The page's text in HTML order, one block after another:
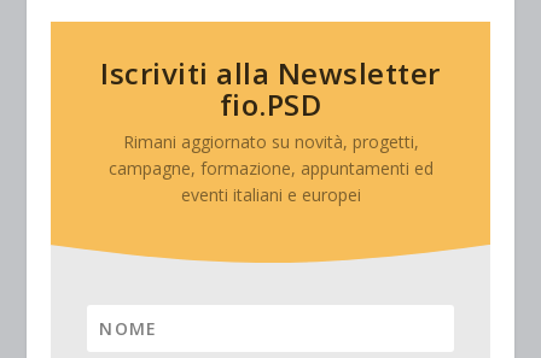
Iscriviti alla Newsletter
fio.PSD
Rimani aggiornato su novità, progetti,
campagne, formazione, appuntamenti ed
eventi italiani e europei